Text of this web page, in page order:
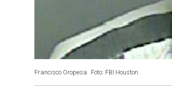
Francisco Oropesa. Foto: FBI Houston.